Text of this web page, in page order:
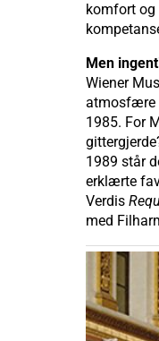
komfort og
Men
Wiener
atmosfære
1985. For
1989 står
erklærte
Verdis
med